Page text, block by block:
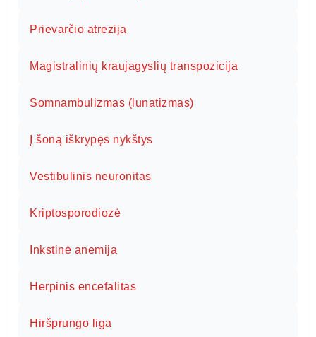
Prievarčio atrezija
Magistralinių kraujagyslių transpozicija
Somnambulizmas (lunatizmas)
Į šoną iškrypęs nykštys
Vestibulinis neuronitas
Kriptosporodiozė
Inkstinė anemija
Herpinis encefalitas
Hiršprungo liga